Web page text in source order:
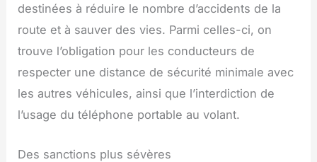
destinées à réduire le nombre d’accidents de la
route et à sauver des vies. Parmi celles-ci, on
trouve l’obligation pour les conducteurs de
respecter une distance de sécurité minimale avec
les autres véhicules, ainsi que l’interdiction de
l’usage du téléphone portable au volant.
Des sanctions plus sévères